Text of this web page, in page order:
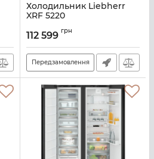
Холодильник Liebherr
XRF 5220
112 599 грн
Передзамовлення